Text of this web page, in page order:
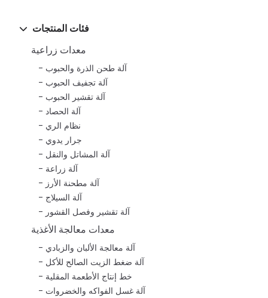
فئات المنتجات
معدات زراعية
آلة طحن الذرة والحبوب
آلة تجفيف الحبوب
آلة تقشير الحبوب
آلة الحصاد
نظام الري
جرار يدوي
آلة المشاتل والنقل
آلة زراعة
آلة مطحنة الأرز
آلة السيلاج
آلة تقشير وفصل القشور
معدات معالجة الأغذية
آلة معالجة الألبان والزبادي
آلة ضغط الزيت الصالح للأكل
خط إنتاج الأطعمة المقلية
آلة غسل الفواكه والخضروات